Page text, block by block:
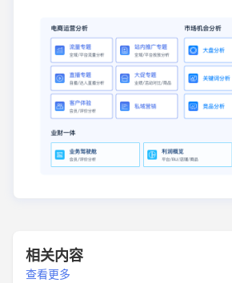
相关内容
查看更多